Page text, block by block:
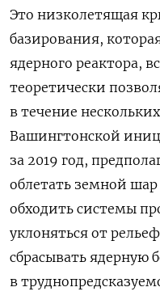
Это низколетящая
базирования,
ядерного реактора,
теоретически
в течение
Вашингтонской
за 2019 год,
облетать земной
обходить системы
уклоняться от
сбрасывать ядерную
в